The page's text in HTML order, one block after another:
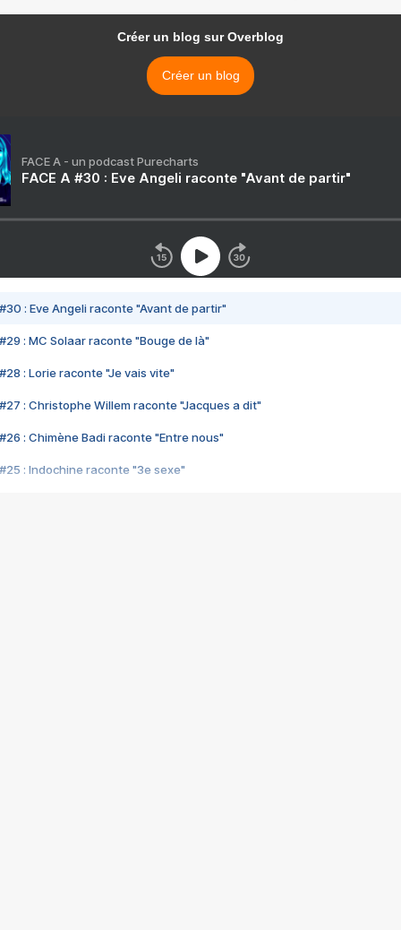
Créer un blog sur Overblog
Créer un blog
FACE A - un podcast Purecharts
FACE A #30 : Eve Angeli raconte "Avant de partir"
#30 : Eve Angeli raconte "Avant de partir"
#29 : MC Solaar raconte "Bouge de là"
#28 : Lorie raconte "Je vais vite"
#27 : Christophe Willem raconte "Jacques a dit"
#26 : Chimène Badi raconte "Entre nous"
#25 : Indochine raconte "3e sexe"